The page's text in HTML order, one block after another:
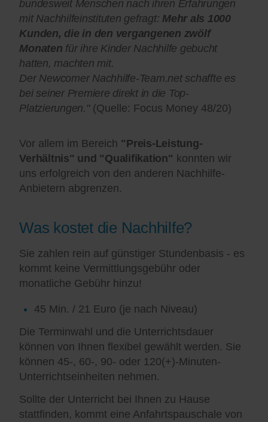
bundesweit Menschen nach ihren Erfahrungen
mit Nachhilfeinstituten gefragt: Mehr als 1000
Kunden, die in den vergangenen zwölf
Monaten für ihre Kinder Nachhilfe gebucht
hatten, machten mit.
Der Newcomer Nachhilfe-Team.net schaffte es
bei seiner Premiere direkt in die Top-
Platzierungen."(Quelle: Focus Money 48/20)
Vor allem im Bereich "Preis-Leistung-
Verhältnis" und "Qualifikation" konnten wir
uns erfolgreich von den anderen Nachhilfe-
Anbietern abgrenzen.
Was kostet die Nachhilfe?
Sie zahlen rein auf günstiger Stundenbasis - es
kommt keine Vermittlungsgebühr oder
monatliche Gebühr hinzu!
45 Min. / 21 Euro (je nach Niveau)
Die Terminwahl und die Unterrichtsdauer
können von Ihnen flexibel gewählt werden. Sie
können 45-, 60-, 90- oder 120(+)-Minuten-
Unterrichtseinheiten nehmen.
Sollte der Unterricht bei Ihnen zu Hause
stattfinden, kommt eine Anfahrtspauschale von